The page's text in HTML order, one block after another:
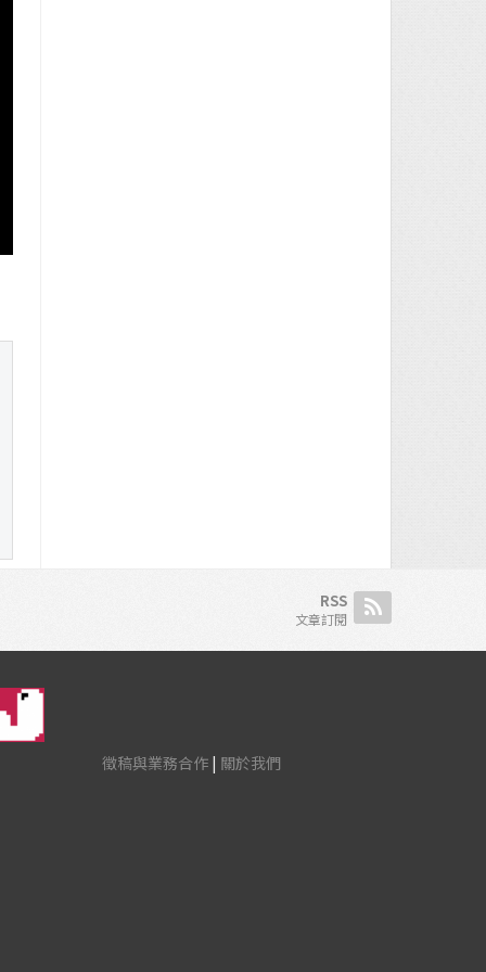
RSS
文章訂閱
徵稿與業務合作| 關於我們